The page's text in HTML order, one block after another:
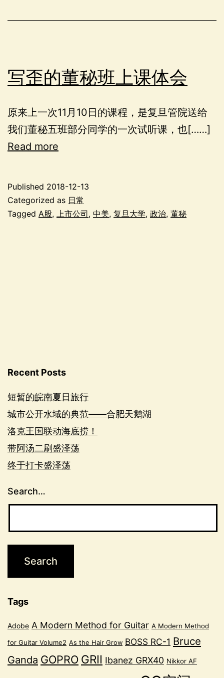
写歪的董秘班上课体会
原来上一次11月10日的课程，是复旦管院送给
我们董秘五班部分同学的一次试听课，也[……]
Read more
Published 2018-12-13
Categorized as 日常
Tagged A股, 上市公司, 中美, 复旦大学, 政治, 董秘
Recent Posts
短暂的皖南夏日旅行
城市公开水域的典范——合肥天鹅湖
洛克王国联动海底捞！
带阿汤二刷盛泽荡
终于打卡盛泽荡
Search…
Tags
Adobe A Modern Method for Guitar A Modern Method
for Guitar Volume2 As the Hair Grow BOSS RC-1 Bruce
Ganda GOPRO GRII Ibanez GRX40 Nikkor AF